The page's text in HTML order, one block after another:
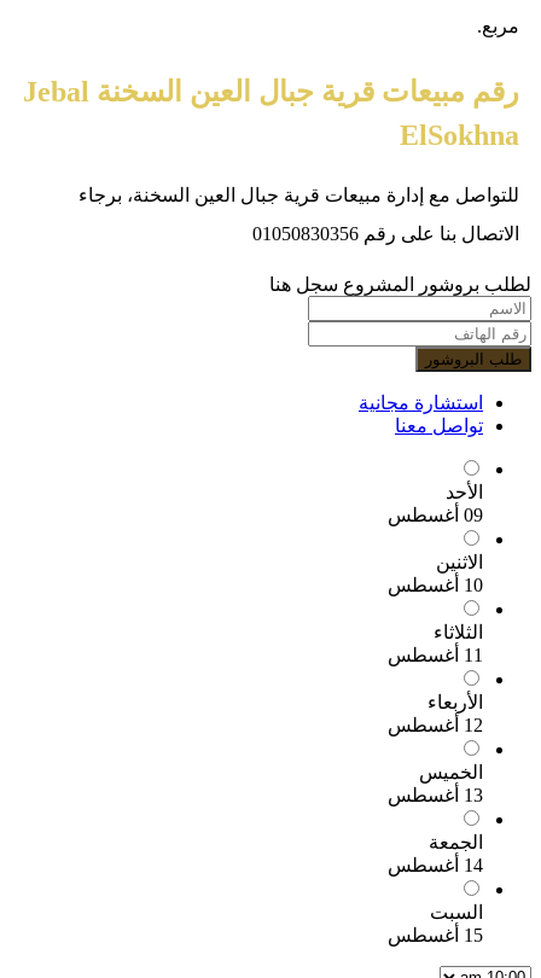
مربع.
رقم مبيعات قرية جبال العين السخنة Jebal
ElSokhna
للتواصل مع إدارة مبيعات قرية جبال العين السخنة، برجاء
الاتصال بنا على رقم 01050830356
لطلب بروشور المشروع سجل هنا
طلب البروشور
استشارة مجانية
تواصل معنا
الأحد
09 أغسطس
الاثنين
10 أغسطس
الثلاثاء
11 أغسطس
الأربعاء
12 أغسطس
الخميس
13 أغسطس
الجمعة
14 أغسطس
السبت
15 أغسطس